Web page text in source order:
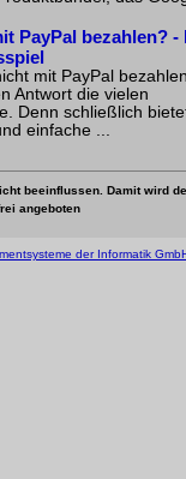
PayPal bezahlen? -
mit PayPal
Antwort die vielen
Denn schließlich
einfache ...
beeinflussen. Damit wird
angeboten
der Informatik